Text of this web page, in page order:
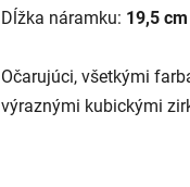
Dĺžka náramku: 19,5 cm
Očarujúci, všetkými
výraznými kubickými